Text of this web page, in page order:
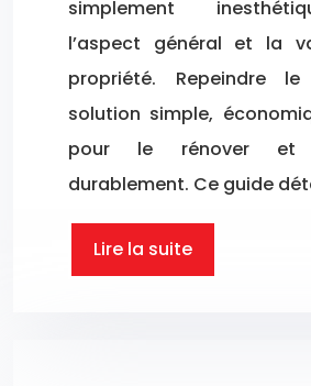
simplement
l’aspect général et la
propriété. Repeindre
solution simple,
pour le rénover et
durablement. Ce guide
Lire la suite